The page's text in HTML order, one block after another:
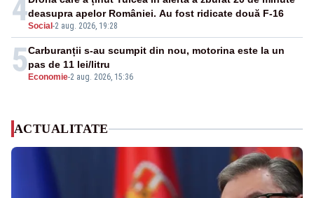
4Social -2 aug. 2026, 19:28
deasupra apelor României. Au fost ridicate două F-16
5 Economie-2 aug. 2026, 15:36
Carburanții s-au scumpit din nou, motorina este la un
pas de 11 lei/litru
ACTUALITATE